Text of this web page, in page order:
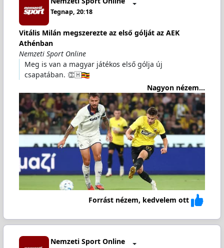
Tegnap, 20:18
Vitális Milán megszerezte az első gólját az AEK
Athénban
Nemzeti Sport Online
Meg is van a magyar játékos első gólja új
csapatában. 👏🇭
Nagyon nézem...
Forrást nézem, kedvelem ott
Nemzeti Sport Online